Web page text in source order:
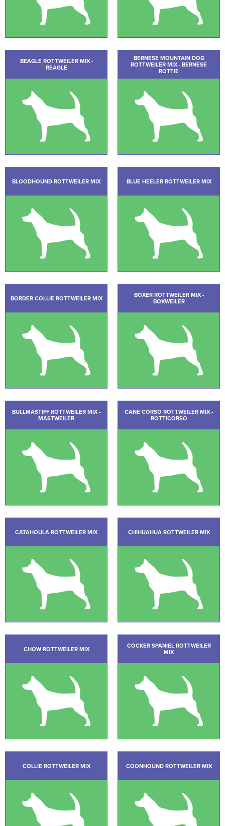
BEAGLE ROTTWEILER MIX -
REAGLE
BERNESE MOUNTAIN DOG
ROTTWEILER MIX - BERNESE
ROTTIE
BLOODHOUND ROTTWEILER MIX BLUE HEELER ROTTWEILER MIX
BORDER COLLIE ROTTWEILER MIX
BOXER ROTTWEILER MIX -
BOXWEILER
BULLMASTIFF ROTTWEILER MIX -
MASTWEILER
CANE CORSO ROTTWEILER MIX -
ROTTICORSO
CATAHOULA ROTTWEILER MIX CHIHUAHUA ROTTWEILER MIX
CHOW ROTTWEILER MIX
COCKER SPANIEL ROTTWEILER
MIX
COLLIE ROTTWEILER MIX COONHOUND ROTTWEILER MIX